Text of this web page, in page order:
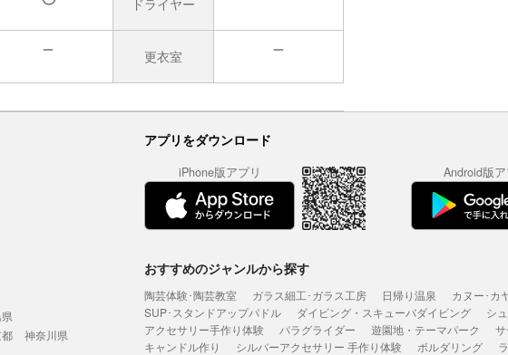
ドライヤー
更衣室
アプリをダウンロード
iPhone版アプリ Android版ア
神奈川県
おすすめのジャンルから探す
陶芸体験･陶芸教室 ガラス細工･ガラス工房 日帰り温泉
カヌー･カ
SUP･スタンドアップパドル
ダイビング・スキューバダイビング
シ
アクセサリー手作り体験
パラグライダー 遊園地・テーマパーク
キャンドル作り
シルバーアクセサリー 手作り体験 ボルダリング